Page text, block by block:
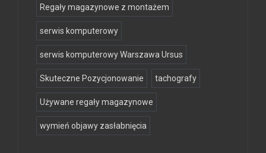
Regały magazynowe z montażem
serwis komputerowy
serwis komputerowy Warszawa Ursus
Skuteczne Pozycjonowanie tachografy
Używane regały magazynowe
wymień objawy zasłabnięcia